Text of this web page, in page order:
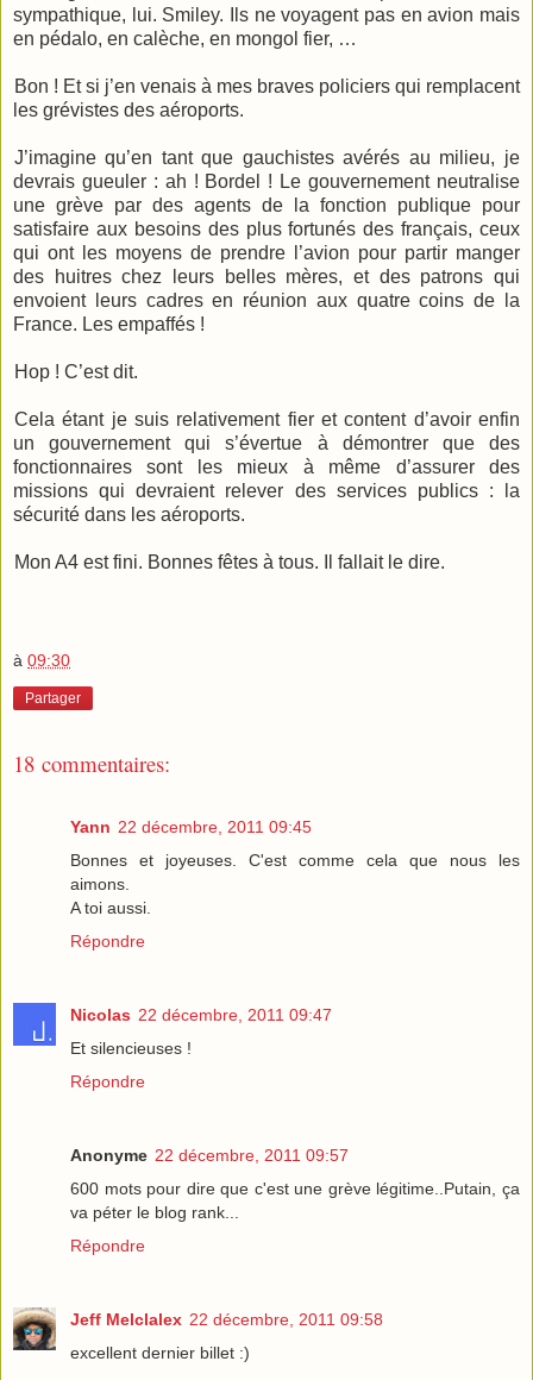
sympathique, lui. Smiley. Ils ne voyagent pas en avion mais
en pédalo, en calèche, en mongol fier, …
Bon ! Et si j’en venais à mes braves policiers qui remplacent
les grévistes des aéroports.
J’imagine qu’en tant que gauchistes avérés au milieu, je
devrais gueuler : ah ! Bordel ! Le gouvernement neutralise
une grève par des agents de la fonction publique pour
satisfaire aux besoins des plus fortunés des français, ceux
qui ont les moyens de prendre l’avion pour partir manger
des huitres chez leurs belles mères, et des patrons qui
envoient leurs cadres en réunion aux quatre coins de la
France. Les empaffés !
Hop ! C’est dit.
Cela étant je suis relativement fier et content d’avoir enfin
un gouvernement qui s’évertue à démontrer que des
fonctionnaires sont les mieux à même d’assurer des
missions qui devraient relever des services publics : la
sécurité dans les aéroports.
Mon A4 est fini. Bonnes fêtes à tous. Il fallait le dire.
à 09:30
Partager
18 commentaires:
Yann 22 décembre, 2011 09:45
Bonnes et joyeuses. C'est comme cela que nous les
aimons.
A toi aussi.
Répondre
Nicolas 22 décembre, 2011 09:47
Et silencieuses !
Répondre
Anonyme 22 décembre, 2011 09:57
600 mots pour dire que c'est une grève légitime..Putain, ça
va péter le blog rank...
Répondre
Jeff Melclalex 22 décembre, 2011 09:58
excellent dernier billet :)